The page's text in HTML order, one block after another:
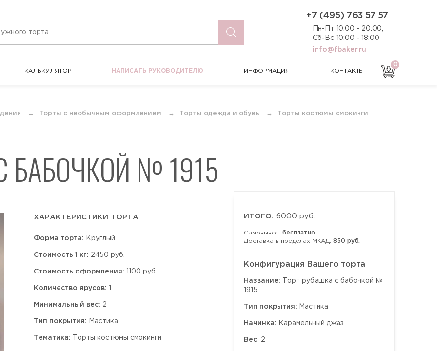
+7 (495) 763 57 57
Пн-Пт 10:00 - 20:00,
Сб-Вс 10:00 - 18:00
info@fbaker.ru
КАЛЬКУЛЯТОР НАПИСАТЬ РУКОВОДИТЕЛЮ ИНФОРМАЦИЯ КОНТАКТЫ
0
КОНТАКТЫ
Торты с необычным оформлением Торты одежда и обувь
Торты костюмы смокинги
БАБОЧКОЙ № 1915
ХАРАКТЕРИСТИКИ ТОРТА
Форма торта: Круглый
Стоимость 1 кг: 2450 руб.
Стоимость оформления: 1100 руб.
Количество ярусов:
Минимальный вес: 2
Тип покрытия: Мастика
Тематика: Торты костюмы смокинги
ИТОГО: 6000 руб.
Самовывоз: бесплатно
Доставка в пределах МКАД: 850 руб.
Конфигурация Вашего торта
Название:
Торт рубашка с бабочкой №
1915
Тип покрытия: Мастика
Начинка: Карамельный джаз
Вес: 2